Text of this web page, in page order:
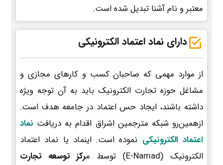
معتبر و نام آشنا تبدیل شده است.
دارای نماد اعتماد الکترونیکی
از موارد مهمی که صاحبان کسب و کارهای مجازی و
مشاغل حوزه تجارت الکترونیک باید به آن توجه ویژه
داشته باشند، ایجاد حس اعتماد در جامعه هدف است.
ازهمین‌رو شبکه مترجمین اشراق اقدام به دریافت نماد
اعتماد الکترونیکی نموده است. اینماد یا نماد اعتماد
الکترونیک (E-Namad) توسط م
رکز توسعه تجارت